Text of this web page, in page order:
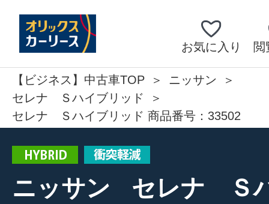
お気に入り 閲
【ビジネス】中古車TOP
ニッサン
セレナ Ｓハイブリッド
セレナ Ｓハイブリッド 商品番号：33502
ニッサン
セレナ Ｓ